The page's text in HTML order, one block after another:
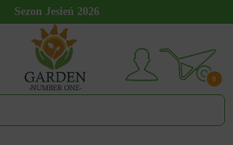
Sezon Jesień 2026
0